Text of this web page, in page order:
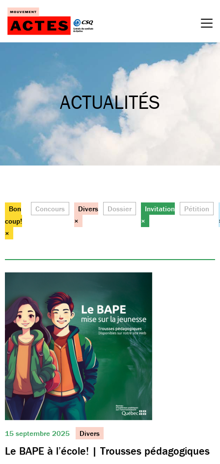
Passer
contenu
ACTUALITÉS
15 septembre 2025 Divers
Le BAPE à l’école! | Trousses pédagogiques
Bon
coup!
×
Concours
Divers
×
Dossier
Invitation
×
Pétition